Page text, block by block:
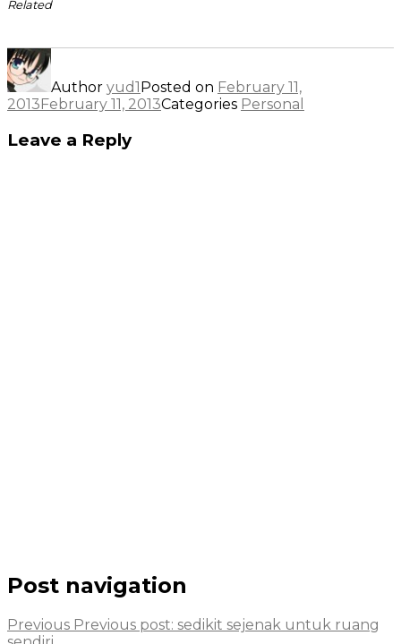
Related
Author yud1Posted on February 11,
2013February 11, 2013Categories Personal
Leave a Reply
Post navigation
Previous Previous post: sedikit sejenak untuk ruang